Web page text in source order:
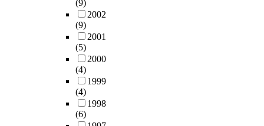
(9)
2002
(9)
2001
(5)
2000
(4)
1999
(4)
1998
(6)